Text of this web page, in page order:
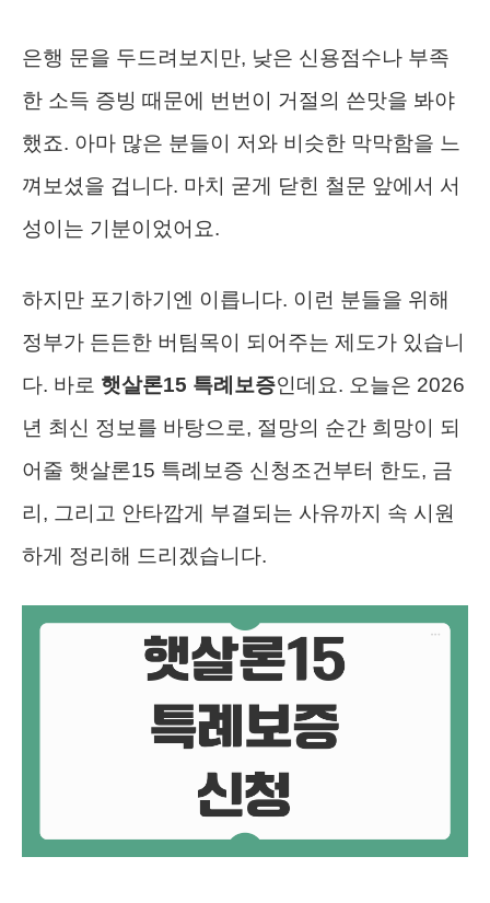
은행 문을 두드려보지만, 낮은 신용점수나 부족
한 소득 증빙 때문에 번번이 거절의 쓴맛을 봐야
했죠. 아마 많은 분들이 저와 비슷한 막막함을 느
껴보셨을 겁니다. 마치 굳게 닫힌 철문 앞에서 서
성이는 기분이었어요.
하지만 포기하기엔 이릅니다. 이런 분들을 위해
정부가 든든한 버팀목이 되어주는 제도가 있습니
다. 바로 햇살론15 특례보증인데요. 오늘은 2026
년 최신 정보를 바탕으로, 절망의 순간 희망이 되
어줄 햇살론15 특례보증 신청조건부터 한도, 금
리, 그리고 안타깝게 부결되는 사유까지 속 시원
하게 정리해 드리겠습니다.